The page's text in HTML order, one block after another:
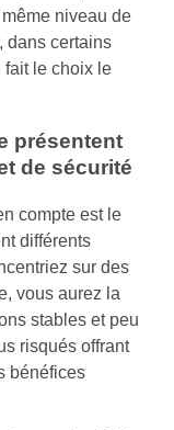
même niveau de
dans certains
fait le choix le
présentent
de sécurité
compte est le
différents
sur des
vous aurez la
stables et peu
risqués offrant
bénéfices